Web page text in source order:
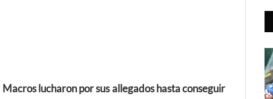
lucharon por sus allegados hasta conseguir